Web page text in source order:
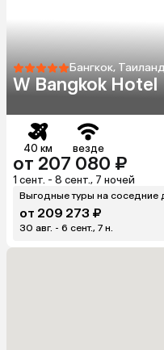
Бангкок, Таиланд
W Bangkok Hotel
40 км везде
от 207 080 ₽
1 сент. - 8 сент., 7 ночей
Выгодные туры на соседние
от 209 273 ₽
30 авг. - 6 сент., 7 н.